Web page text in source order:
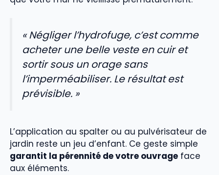
« Négliger l’hydrofuge, c’est comme
acheter une belle veste en cuir et
sortir sous un orage sans
l’imperméabiliser. Le résultat est
prévisible. »
L’application au spalter ou au pulvérisateur de
jardin reste un jeu d’enfant. Ce geste simple
garantit la pérennité de votre ouvrage face
aux éléments.